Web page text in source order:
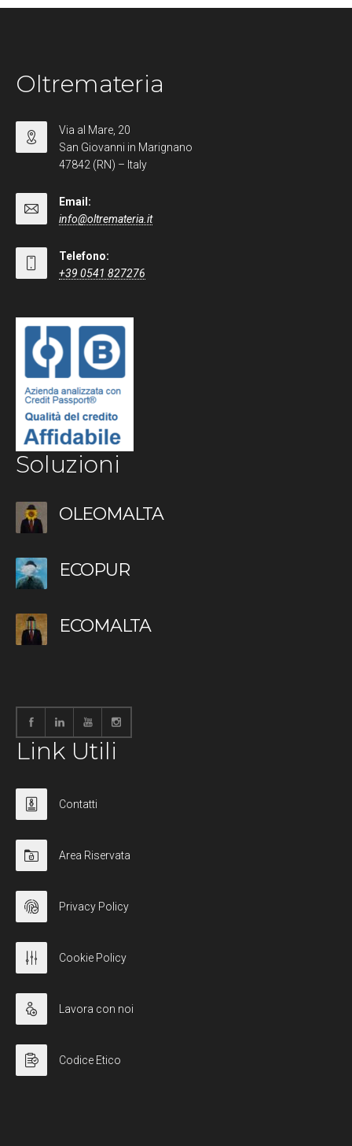
Oltremateria
Via al Mare, 20
San Giovanni in Marignano
47842 (RN) – Italy
Email:
info@oltremateria.it
Telefono:
+39 0541 827276
Soluzioni
OLEOMALTA
ECOPUR
ECOMALTA
Link Utili
Contatti
Area Riservata
Privacy Policy
Cookie Policy
Lavora con noi
Codice Etico